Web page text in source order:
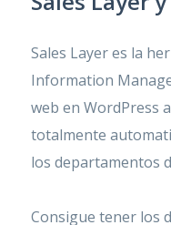
Sales Layer es la
Information
web en WordPress
totalmente
los departamentos
Consigue tener los